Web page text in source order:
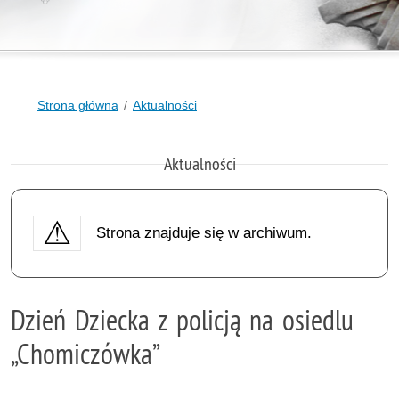
Strona główna Aktualności
Aktualności
Strona znajduje się w archiwum.
Dzień Dziecka z policją na osiedlu
„Chomiczówka”